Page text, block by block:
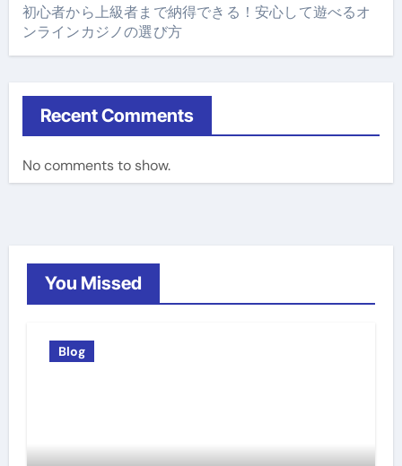
初心者から上級者まで納得できる！安心して遊べるオ
ンラインカジノの選び方
Recent Comments
No comments to show.
You Missed
Blog